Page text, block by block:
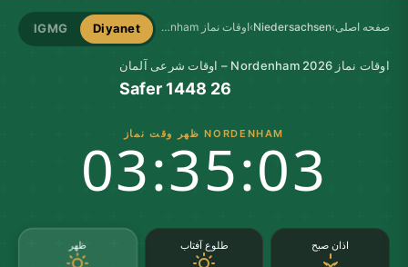
صفحه اصلی›
Niedersachsen
› اوقات نماز Nordenham Diyanet
IGMG
اوقات نماز Nordenham 2026 – اوقات شرعی آلمان
26 Safer 1448
NORDENHAM ظهر وقت نماز
03:35:02
اذان صبح طلوع آفتاب ظهر